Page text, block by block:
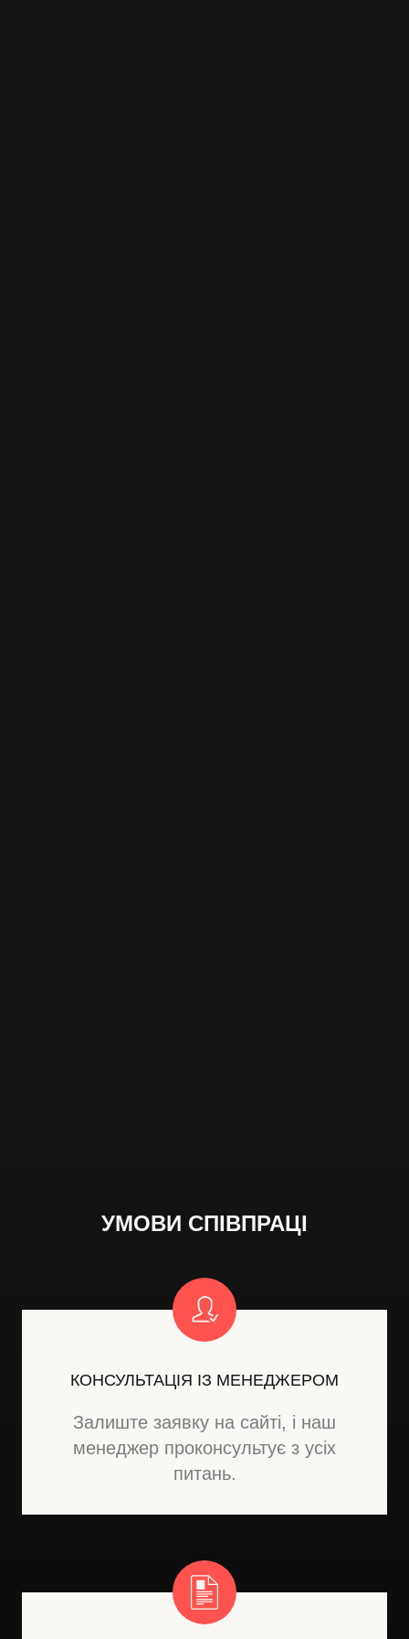
УМОВИ СПІВПРАЦІ
КОНСУЛЬТАЦІЯ ІЗ МЕНЕДЖЕРОМ
Залиште заявку на сайті, і наш
менеджер проконсультує з усіх
питань.